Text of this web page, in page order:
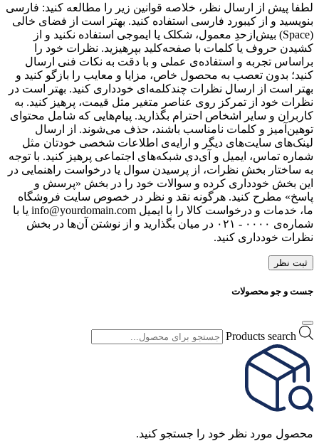
لطفا پیش از ارسال نظر، خلاصه قوانین زیر را مطالعه کنید: فارسی
بنویسید و از کیبورد فارسی استفاده کنید. بهتر است از فضای خالی
(Space) بیش‌از‌حدِ معمول، شکلک یا ایموجی استفاده نکنید و از
کشیدن حروف یا کلمات با صفحه‌کلید بپرهیزید. نظرات خود را
براساس تجربه و استفاده‌ی عملی و با دقت به نکات فنی ارسال
کنید؛ بدون تعصب به محصول خاص، مزایا و معایب را بازگو کنید و
بهتر است از ارسال نظرات چندکلمه‌‌ای خودداری کنید. بهتر است در
نظرات خود از تمرکز روی عناصر متغیر مثل قیمت، پرهیز کنید. به
کاربران و سایر اشخاص احترام بگذارید. پیام‌هایی که شامل محتوای
توهین‌آمیز و کلمات نامناسب باشند، حذف می‌شوند. از ارسال
لینک‌های سایت‌های دیگر و ارایه‌ی اطلاعات شخصی خودتان مثل
شماره تماس، ایمیل و آی‌دی شبکه‌های اجتماعی پرهیز کنید. با توجه
به ساختار بخش نظرات، از پرسیدن سوال یا درخواست راهنمایی در
این بخش خودداری کرده و سوالات خود را در بخش «پرسش و
پاسخ» مطرح کنید. هرگونه نقد و نظر در خصوص سایت فروشگاه
ما، خدمات و درخواست کالا را با ایمیل info@yourdomain.com یا با
شماره‌ی ۰۰۰۰ - ۰۲۱ در میان بگذارید و از نوشتن آن‌ها در بخش
نظرات خودداری کنید.
ثبت نظر
جست و جو محصولات
Products search
محصول مورد نظر خود را جستجو کنید.